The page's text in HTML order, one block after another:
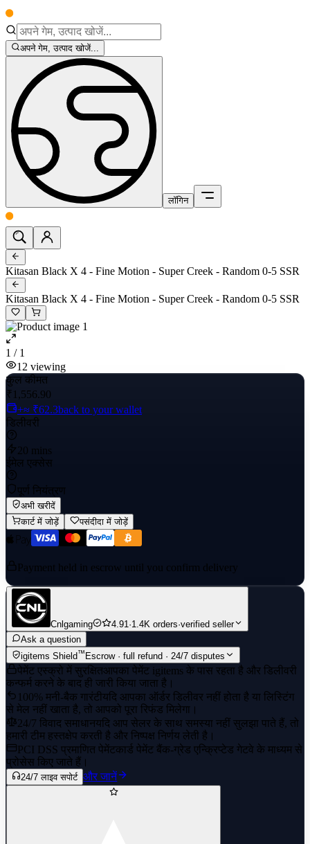
अपने गेम, उत्पाद खोजें...
लॉगिन
Kitasan Black X 4 - Fine Motion - Super Creek - Random 0-5 SSR
Kitasan Black X 4 - Fine Motion - Super Creek - Random 0-5 SSR
1 / 1
12 viewing
कुल कीमत
₹1,556.90
+≈ ₹62.3back to your wallet
डिलीवरी
20 mins
ईमेल एक्सेस
पूर्ण नियंत्रण
अभी खरीदें
कार्ट में जोड़ें
पसंदीदा में जोड़ें
Payment held in escrow until you confirm delivery
Cnlgaming 4.91 ·1.4K orders·verified seller
Ask a question
igitems Shield™ Escrow · full refund · 24/7 disputes
पेमेंट एस्क्रो में सुरक्षितआपका पेमेंट igitems के पास रहता है और डिलीवरी
कन्फर्म करने के बाद ही जारी किया जाता है।
100% मनी-बैक गारंटीयदि आपका ऑर्डर डिलीवर नहीं होता है या लिस्टिंग
से मेल नहीं खाता है, तो आपको पूरा रिफंड मिलेगा।
24/7 विवाद समाधानयदि आप सेलर के साथ समस्या नहीं सुलझा पाते हैं, तो
हमारी टीम हस्तक्षेप करती है और निष्पक्ष निर्णय लेती है।
PCI DSS प्रमाणित पेमेंटकार्ड पेमेंट बैंक-ग्रेड एन्क्रिप्टेड गेटवे के माध्यम से
प्रोसेस किए जाते हैं।
24/7 लाइव सपोर्ट और जानें